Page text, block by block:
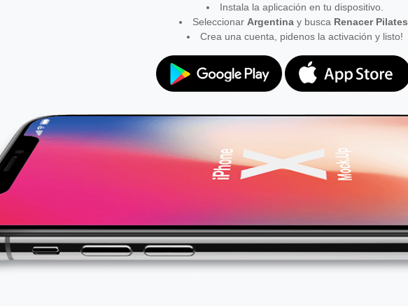
Instala la aplicación en tu dispositivo.
Seleccionar Argentinay busca Renacer Pilates
Crea una cuenta, pidenos la activación y listo!